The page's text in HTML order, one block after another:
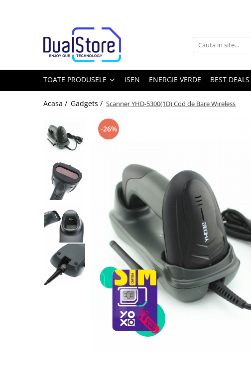
Producatori Telefoane Mobila
Telefoane mobile
Toate ( smart si clasice )
Telefoane cu proiector video
Telefoane (Smartphone) 5G
Telefoane cu camera termica
Telefoane clasice
Piese si accesorii telefoane mobile
Producatori telefoane
Telefoane mobile RugOne
Telefoane mobile Doogee
Telefoane mobile Oukitel
Telefoane mobile Ulefone
Telefoane mobile Unihertz
TOATE PRODUSELE ISEN ENERGIE VERDE BEST DEALS
Acasa / Gadgets / Scanner YHD-5300(1D) Cod de Bare Wireless
-26%